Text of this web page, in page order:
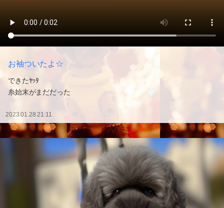
お袖ついたよ☆
できたﾔｯﾀ
糸始末がまだだった
2023.01.28 21:11